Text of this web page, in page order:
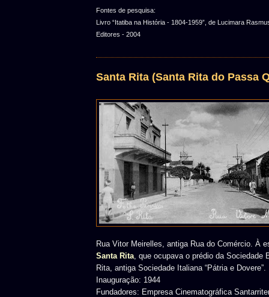
Fontes de pesquisa:
Livro “Itatiba na História - 1804-1959”, de Lucimara
Editores - 2004
Santa Rita (Santa Rita do Passa
Rua Vitor Meirelles, antiga Rua do Comércio. À
Santa Rita , que ocupava o prédio da Sociedade
Rita, antiga Sociedade Italiana “Pátria e Dovere”.
Inauguração: 1944
Fundadores: Empresa Cinematográfica